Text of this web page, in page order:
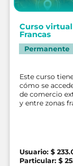
Curso
Francas
Permanente
Este curso
cómo se
de comercio
y entre zonas
Usuario: $
Particular: $